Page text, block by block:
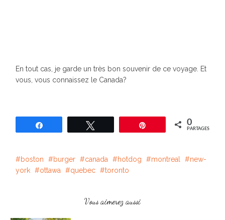
En tout cas, je garde un très bon souvenir de ce voyage. Et
vous, vous connaissez le Canada?
Épingle 0
PARTAGES
boston burger canada hotdog montreal
new-
york
ottawa quebec toronto
Vous aimerez aussi